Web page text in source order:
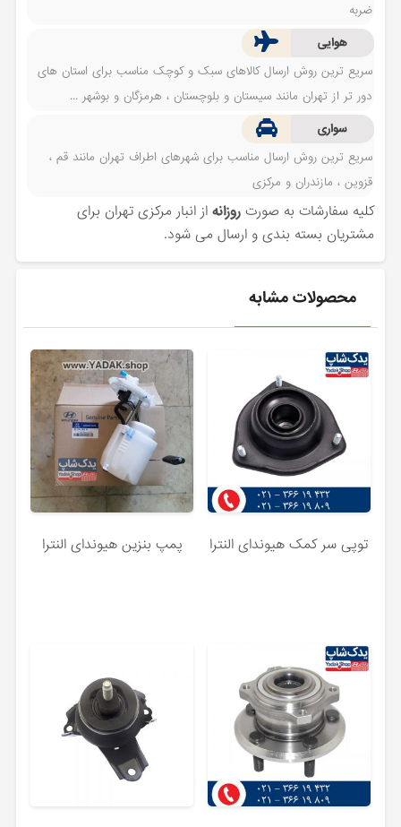
ضربه
هوایی
سریع ترین روش ارسال کالاهای سبک و کوچک مناسب برای استان های
دور تر از تهران مانند سیستان و بلوچستان ، هرمزگان و بوشهر ...
سواری
سریع ترین روش ارسال مناسب برای شهرهای اطراف تهران مانند قم ،
قزوین ، مازندران و مرکزی
کلیه سفارشات به صورتروزانه از انبار مرکزی تهران برای
مشتریان بسته بندی و ارسال می شود.
محصولات مشابه
توپی سر کمک هیوندای النترا پمپ بنزین هیوندای النترا